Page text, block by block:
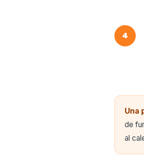
Una
de
al